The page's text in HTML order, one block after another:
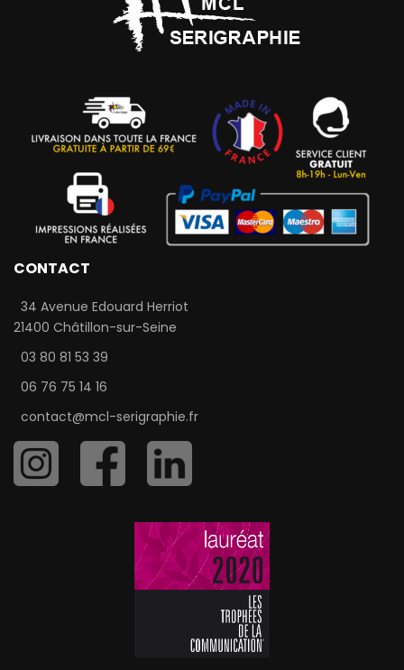
CONTACT
34 Avenue Edouard Herriot
21400 Châtillon-sur-Seine
03 80 81 53 39
06 76 75 14 16
contact@mcl-serigraphie.fr